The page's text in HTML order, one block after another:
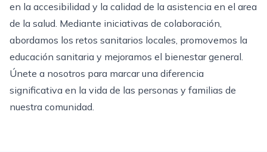
en la accesibilidad y la calidad de la asistencia en el area
de la salud. Mediante iniciativas de colaboración,
abordamos los retos sanitarios locales, promovemos la
educación sanitaria y mejoramos el bienestar general.
Únete a nosotros para marcar una diferencia
significativa en la vida de las personas y familias de
nuestra comunidad.